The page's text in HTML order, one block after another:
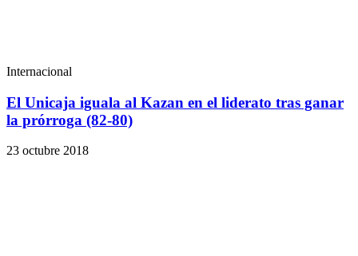
Internacional
El Unicaja iguala al Kazan en el liderato tras ganar
la prórroga (82-80)
23 octubre 2018